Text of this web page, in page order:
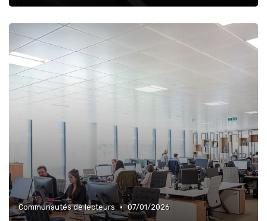
Communautés de lecteurs • 07/01/2026